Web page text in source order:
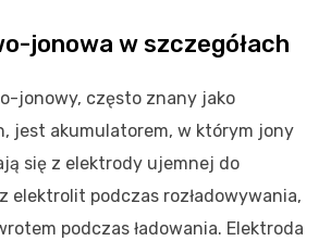
jonowa w szczegółach
jonowy, często znany jako
jest akumulatorem, w którym jony
się z elektrody ujemnej do
elektrolit podczas rozładowywania,
podczas ładowania. Elektroda